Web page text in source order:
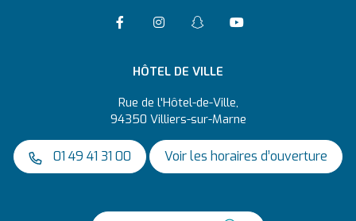
Accéder à la page Facebook
Suivre l'actualité de
Suivre l'actualité
Accéder à la
HÔTEL DE VILLE
Rue de l'Hôtel-de-Ville,
94350 Villiers-sur-Marne
01 49 41 31 00 Voir les horaires d’ouverture